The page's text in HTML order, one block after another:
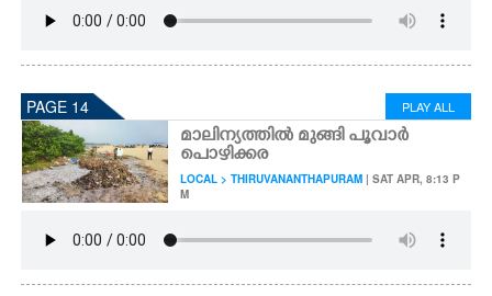
PAGE 14 PLAY ALL
മാലിന്യത്തിൽ മുങ്ങി പൂവാർ
പൊഴിക്കര
LOCAL > THIRUVANANTHAPURAM | SAT APR, 8:13 P
M